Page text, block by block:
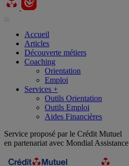
Accueil
Articles
Découverte métiers
Coaching
Orientation
Emploi
Services +
Outils Orientation
Outils Emploi
Aides Financières
Service proposé par le Crédit Mutuel
en partenariat avec Mondial Assistance